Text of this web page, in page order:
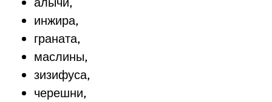
инжира,
граната,
маслины,
зизифуса,
черешни,